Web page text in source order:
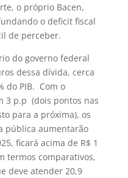
o próprio Bacen,
o deficit fiscal
de perceber.
do governo federal
dessa dívida, cerca
do PIB. Com o
3 p.p (dois pontos nas
para a próxima), os
pública aumentarão
ficará acima de R$ 1
termos comparativos,
deve atender 20,9